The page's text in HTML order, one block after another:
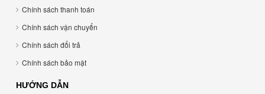
Chính sách thanh toán
Chính sách vận chuyển
Chính sách đổi trả
Chính sách bảo mật
HƯỚNG DẪN